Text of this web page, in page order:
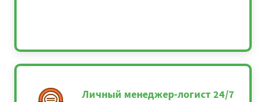
Личный менеджер-логист 24/7